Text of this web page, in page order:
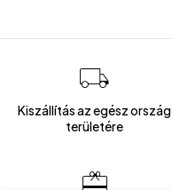
Kiszállítás az egész ország
területére